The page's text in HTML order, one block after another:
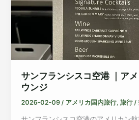
サンフランシスコ空港 ｜ア
ウンジ
2026-02-09/ アメリカ国内旅行, 旅行/